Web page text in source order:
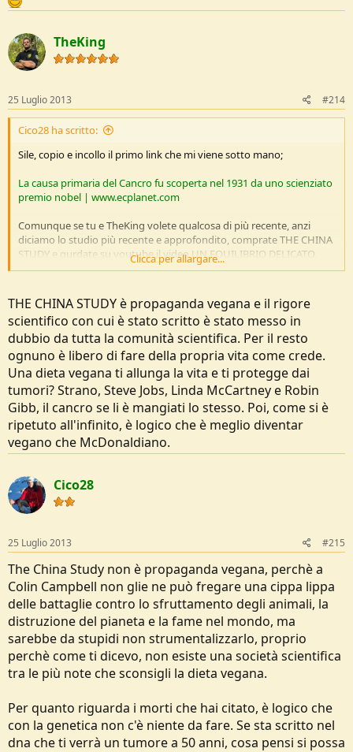
TheKing
25 Luglio 2013 #214
Cico28 ha scritto:
Sile, copio e incollo il primo link che mi viene sotto mano;
La causa primaria del Cancro fu scoperta nel 1931 da uno scienziato
premio nobel | www.ecplanet.com
Comunque se tu e TheKing volete qualcosa di più recente, anzi
diciamo lo studio più recente e approfondito, comprate THE CHINA
STUDY e gurdate su youtube il video UN EQUILIBRIO DELICATO,
teorie assolutamente sostenute dalle maggiori associazioni che si
moltissime altre, come l'italiana SSNV, di cui vi riririconsiglio di
vedere il sito. Se invece non siete interessati ad avere una salute a
lungo termine, senza l'ultilizzo di medicinali, e volete dare ascolo a
chi della vostra salute non glie ne può fregar di meno, o a chi con le
vostre malattie diventa ricco, continuate a guardare Medicina 33,
oppure chiedete pure consiglio al vostro medico
hahaha!!
scherzo!!! ma sul fatto che la medicina tradizionale (basata sulla
vivisezione poi, hahaha) sia una gran ciofeca, non ho dubbi
Buona vita!!
Cico
Clicca per allargare...
THE CHINA STUDY è propaganda vegana e il rigore
scientifico con cui è stato scritto è stato messo in
dubbio da tutta la comunità scientifica. Per il resto
ognuno è libero di fare della propria vita come crede.
Una dieta vegana ti allunga la vita e ti protegge dai
tumori? Strano, Steve Jobs, Linda McCartney e Robin
Gibb, il cancro se li è mangiati lo stesso. Poi, come si è
ripetuto all'infinito, è logico che è meglio diventar
vegano che McDonaldiano.
Cico28
25 Luglio 2013 #215
The China Study non è propaganda vegana, perchè a
Colin Campbell non glie ne può fregare una cippa lippa
delle battaglie contro lo sfruttamento degli animali, la
distruzione del pianeta e la fame nel mondo, ma
sarebbe da stupidi non strumentalizzarlo, proprio
perchè come ti dicevo, non esiste una società scientifica
tra le più note che sconsigli la dieta vegana.
Per quanto riguarda i morti che hai citato, è logico che
con la genetica non c'è niente da fare. Se sta scritto nel
dna che ti verrà un tumore a 50 anni, cosa pensi si possa